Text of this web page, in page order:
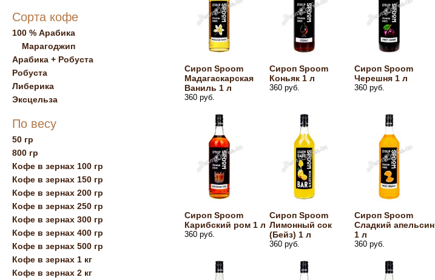
Сорта кофе
100 % Арабика
Марагоджип
Арабика + Робуста
Робуста
Либерика
Эксцельза
По весу
50 гр
800 гр
Кофе в зернах 100 гр
Кофе в зернах 150 гр
Кофе в зернах 200 гр
Кофе в зернах 250 гр
Кофе в зернах 300 гр
Кофе в зернах 400 гр
Кофе в зернах 500 гр
Кофе в зернах 1 кг
Кофе в зернах 2 кг
Сироп Spoom
Мадагаскарская
Ваниль 1 л
360 руб.
Сироп Spoom
Коньяк 1 л
360 руб.
Сироп Spoom
Черешня 1 л
360 руб.
Сироп Spoom
Карибский ром 1 л
360 руб.
Сироп Spoom
Лимонный сок
(Бейз) 1 л
360 руб.
Сироп Spoom
Сладкий апельсин
1 л
360 руб.